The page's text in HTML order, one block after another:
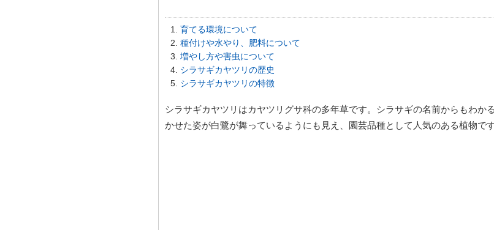
育てる環境について
種付けや水やり、肥料について
増やし方や害虫について
シラサギカヤツリの歴史
シラサギカヤツリの特徴
シラサギカヤツリはカヤツリグサ科の多年草です。シラサギの名前からもわか
かせた姿が白鷺が舞っているようにも見え、園芸品種として人気のある植物です